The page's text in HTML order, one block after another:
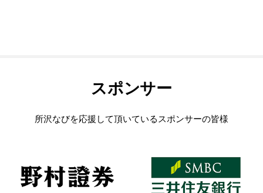
スポンサー
所沢なびを応援して頂いているスポンサーの皆様